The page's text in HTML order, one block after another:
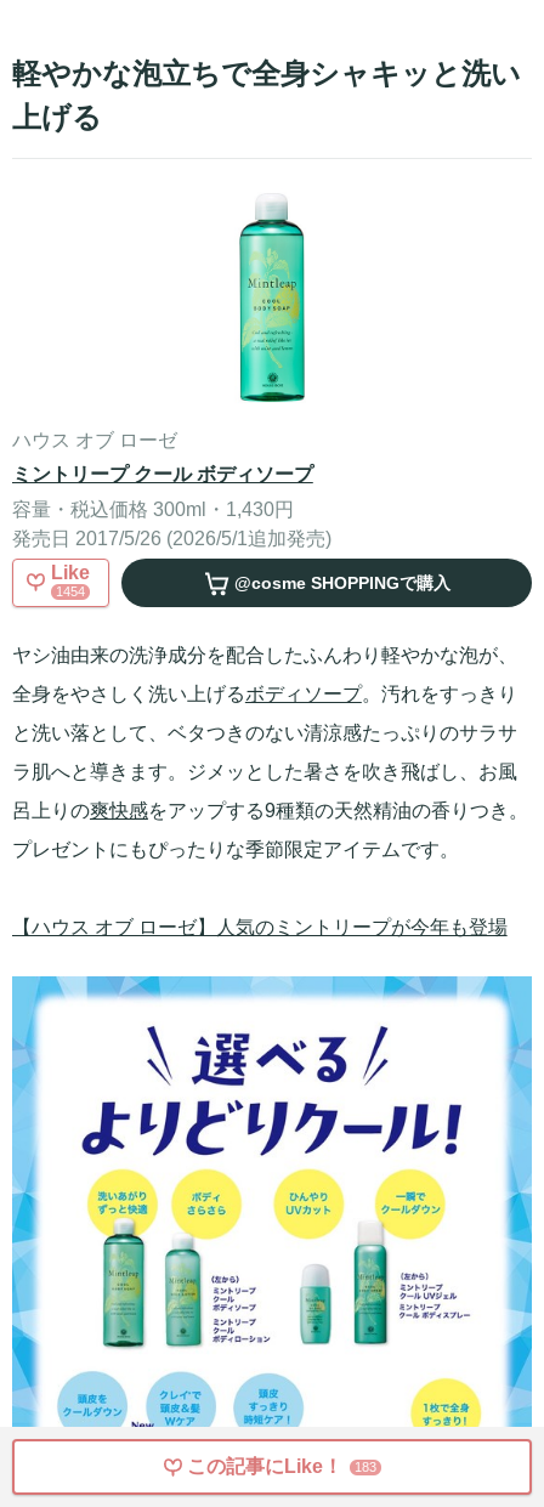
軽やかな泡立ちで全身シャキッと洗い
上げる
ハウス オブ ローゼ
ミントリープ クール ボディソープ
容量・税込価格 300ml・1,430円
発売日 2017/5/26 (2026/5/1追加発売)
Like
1454 @cosme SHOPPINGで購入
ヤシ油由来の洗浄成分を配合したふんわり軽やかな泡が、
全身をやさしく洗い上げるボディソープ。汚れをすっきり
と洗い落として、ベタつきのない清涼感たっぷりのサラサ
ラ肌へと導きます。ジメッとした暑さを吹き飛ばし、お風
呂上りの爽快感をアップする9種類の天然精油の香りつき。
プレゼントにもぴったりな季節限定アイテムです。
【ハウス オブ ローゼ】人気のミントリープが今年も登場
この記事にLike！ 183